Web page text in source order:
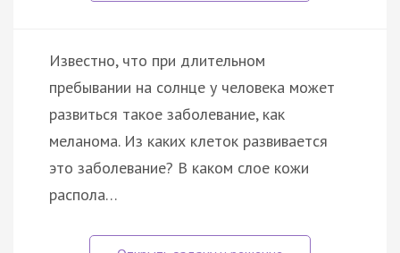
Известно, что при длительном
пребывании на солнце у человека может
развиться такое заболевание, как
меланома. Из каких клеток развивается
это заболевание? В каком слое кожи
распола…